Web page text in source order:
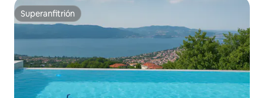
Superanfitrión
Superanfitrión